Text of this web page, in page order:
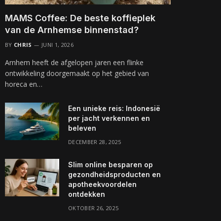
MAMS Coffee: De beste koffieplek
van de Arnhemse binnenstad?
BY CHRIS JUNI 1, 2026
Arnhem heeft de afgelopen jaren een flinke
ontwikkeling doorgemaakt op het gebied van
horeca en…
Een unieke reis: Indonesië
per jacht verkennen en
beleven
DECEMBER 28, 2025
Slim online besparen op
gezondheidsproducten en
apotheekvoordelen
ontdekken
OKTOBER 26, 2025